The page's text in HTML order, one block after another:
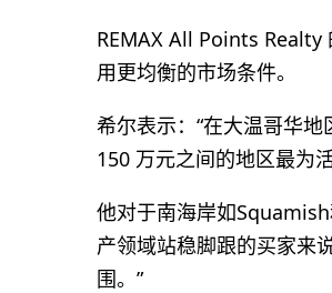
REMAX All Points Realty
用更均衡的市场条件。
希尔表示：“在大温哥华
150 万元之间的地区最为
他对于南海岸如
产领域站稳脚跟的买家来
围。”